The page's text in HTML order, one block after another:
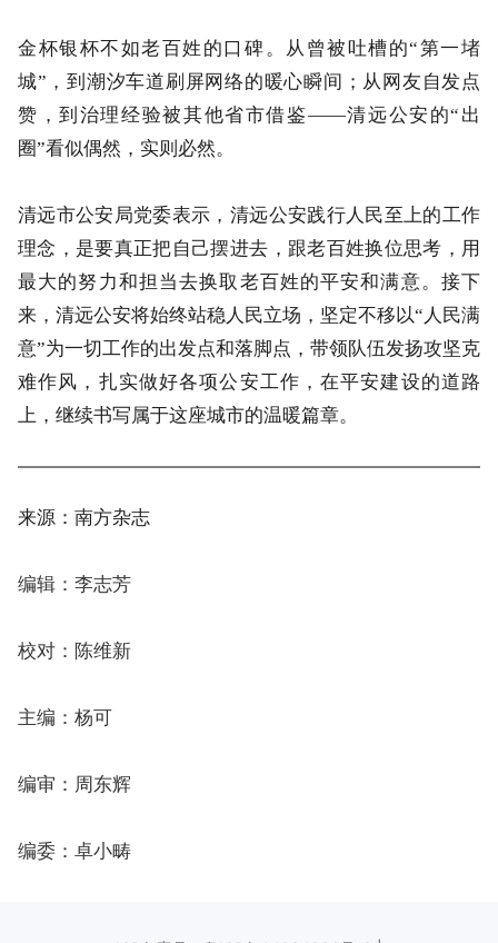
金杯银杯不如老百姓的口碑。从曾被吐槽的“第一堵
城”，到潮汐车道刷屏网络的暖心瞬间；从网友自发点
赞，到治理经验被其他省市借鉴——清远公安的“出
圈”看似偶然，实则必然。
清远市公安局党委表示，清远公安践行人民至上的工作
理念，是要真正把自己摆进去，跟老百姓换位思考，用
最大的努力和担当去换取老百姓的平安和满意。接下
来，清远公安将始终站稳人民立场，坚定不移以“人民满
意”为一切工作的出发点和落脚点，带领队伍发扬攻坚克
难作风，扎实做好各项公安工作，在平安建设的道路
上，继续书写属于这座城市的温暖篇章。
来源：南方杂志
编辑：李志芳
校对：陈维新
主编：杨可
编审：周东辉
编委：卓小畴